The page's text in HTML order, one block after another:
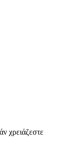
χρειάζεστε